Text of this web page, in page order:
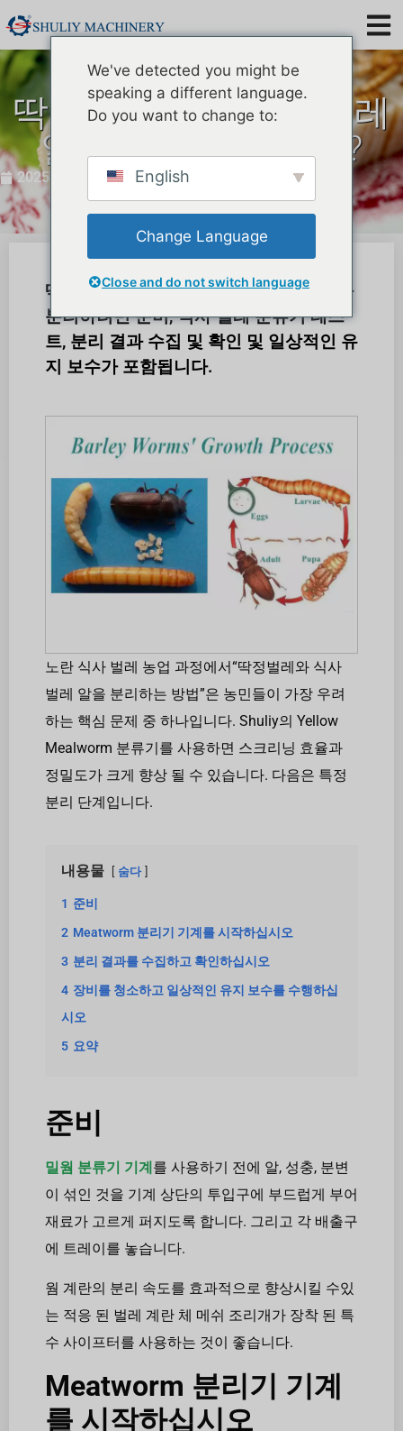
딱정벌레에서 식사 벌레
알을 분리하는 방법?
2025 년 22555 년
딱정벌레와의 식사 벌레 알을 딱정벌레와
분리하려면 준비, 식사 벌레 분류기 테스
트, 분리 결과 수집 및 확인 및 일상적인 유
지 보수가 포함됩니다.
노란 식사 벌레 농업 과정에서“딱정벌레와 식사
벌레 알을 분리하는 방법”은 농민들이 가장 우려
하는 핵심 문제 중 하나입니다. Shuliy의 Yellow
Mealworm 분류기를 사용하면 스크리닝 효율과
정밀도가 크게 향상 될 수 있습니다. 다음은 특정
분리 단계입니다.
내용물 숨다
1 준비
2 Meatworm 분리기 기계를 시작하십시오
3 분리 결과를 수집하고 확인하십시오
4 장비를 청소하고 일상적인 유지 보수를 수행하십
시오
5 요약
준비
밀웜 분류기 기계를 사용하기 전에 알, 성충, 분변
이 섞인 것을 기계 상단의 투입구에 부드럽게 부어
재료가 고르게 퍼지도록 합니다. 그리고 각 배출구
에 트레이를 놓습니다.
웜 계란의 분리 속도를 효과적으로 향상시킬 수있
는 적응 된 벌레 계란 체 메쉬 조리개가 장착 된 특
수 사이프터를 사용하는 것이 좋습니다.
Meatworm 분리기 기계
를 시작하십시오
We've detected you might be
speaking a different language.
Do you want to change to:
English
Change Language
Close and do not switch language